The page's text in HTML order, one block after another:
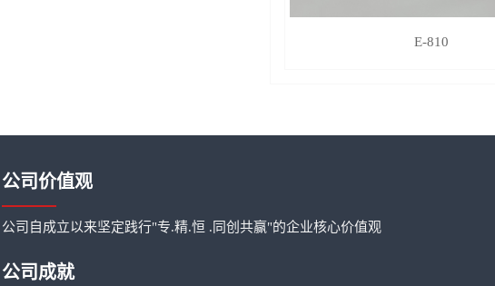
E-810
公司价值观
公司自成立以来坚定践行"专.精.恒 .同创共赢"的企业核心价值观
公司成就